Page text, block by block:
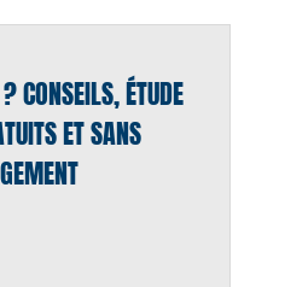
CONSEILS, ÉTUDE
ET SANS